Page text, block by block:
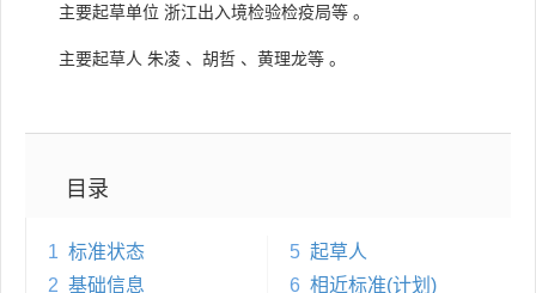
主要起草单位 浙江出入境检验检疫局等 。
主要起草人 朱凌 、 胡哲 、 黄理龙等 。
目录
1 标准状态
2 基础信息
5 起草人
6 相近标准(计划)